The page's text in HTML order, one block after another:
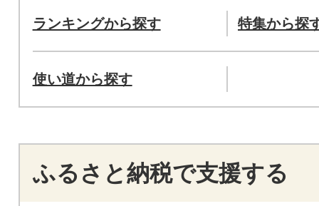
ランキングから探す 特集から探
使い道から探す
ふるさと納税で支援する